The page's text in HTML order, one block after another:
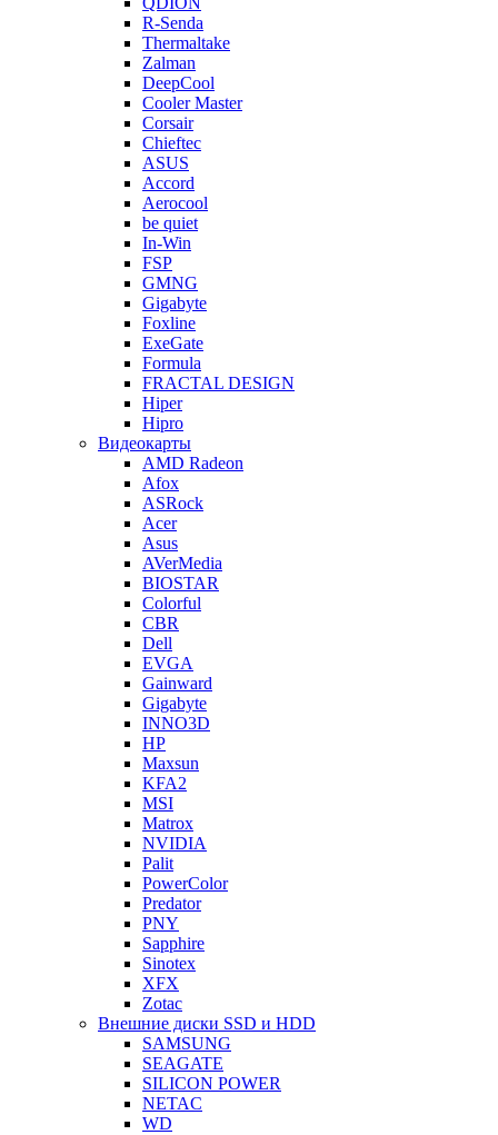
R-Senda
Thermaltake
Zalman
DeepCool
Cooler Master
Corsair
Chieftec
ASUS
Accord
Aerocool
be quiet
In-Win
FSP
GMNG
Gigabyte
Foxline
ExeGate
Formula
FRACTAL DESIGN
Hiper
Hipro
Видеокарты
AMD Radeon
Afox
ASRock
Acer
Asus
AVerMedia
BIOSTAR
Colorful
CBR
Dell
EVGA
Gainward
Gigabyte
INNO3D
HP
Maxsun
KFA2
MSI
Matrox
NVIDIA
Palit
PowerColor
Predator
PNY
Sapphire
Sinotex
XFX
Zotac
Внешние диски SSD и HDD
SAMSUNG
SEAGATE
SILICON POWER
NETAC
WD